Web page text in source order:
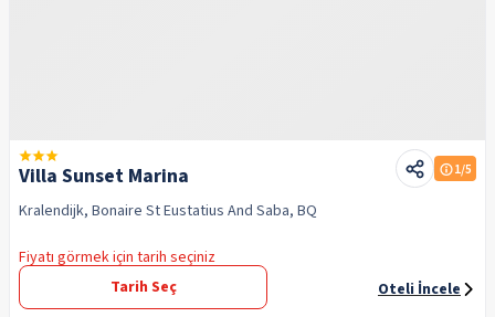
Villa Sunset Marina 1/5
Kralendijk, Bonaire St Eustatius And Saba, BQ
Fiyatı görmek için tarih seçiniz
Tarih Seç
Oteli İncele